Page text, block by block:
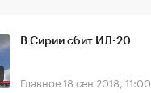
В Сирии сбит ИЛ-20
Главное18 сен 2018, 11:00